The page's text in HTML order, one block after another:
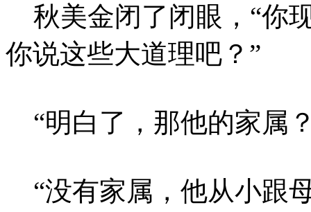
秋美金闭了闭眼，“你
你说这些大道理吧？”
“明白了，那他的家属
“没有家属，他从小跟